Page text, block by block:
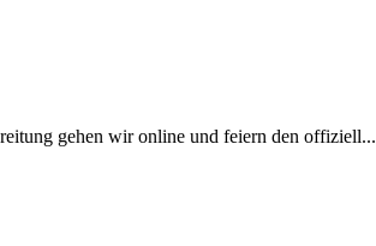
gehen wir online und feiern den offiziell...